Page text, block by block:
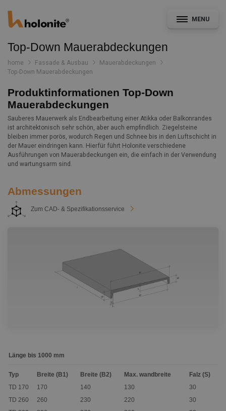
MENU
Allgemein
Fassade & Ausbau
CAD- und Leistungsverzeichnisservice
Konstruktionsdetails
Nachrichten
Projekte
Top-Down Mauerabdeckungen
home Fassade & Ausbau
Mauerabdeckungen
Top-Down Mauerabdeckungen
Produktinformationen Top-Down
Mauerabdeckungen
Sauberes Mauerwerk als Endbearbeitung einer Atikka oder Balkonrandes
ist architektonisch sehr schön, aber auch empfindlich. Ziegelsteine
bleiben immer porös, wodurch Regen und Schnee bis in den Luftschicht in
der Mauer eindringen kann. Hierfür führt Holonite verschiedene
Ausführungen von Mauerabdeckungen ein, die einfach in der Verwendung
und wartungsarm sind.
Abmessungen
Zum CAD- & Spezifikationsservice
Länge bis 1000 mm
Typ Breite (B1) Breite (B2) Max. wandbreite
Falz (S)
TD 170
170 140 130
30
TD 260
260 230 220
30